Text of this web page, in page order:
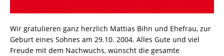
Wir gratulieren ganz herzlich Mattias Bihn und Ehefrau, zur
Geburt eines Sohnes am 29.10. 2004. Alles Gute und viel
Freude mit dem Nachwuchs, wünscht die gesamte